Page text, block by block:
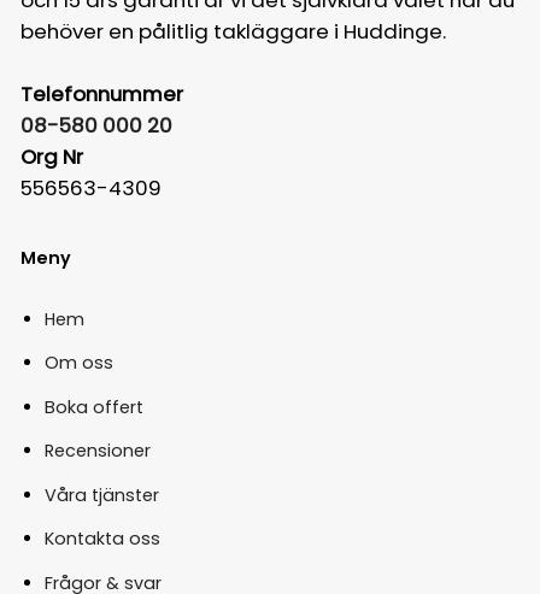
behöver en pålitlig takläggare i Huddinge.
Telefonnummer
08-580 000 20
Org Nr
556563-4309
Meny
Hem
Om oss
Boka offert
Recensioner
Våra tjänster
Kontakta oss
Frågor & svar